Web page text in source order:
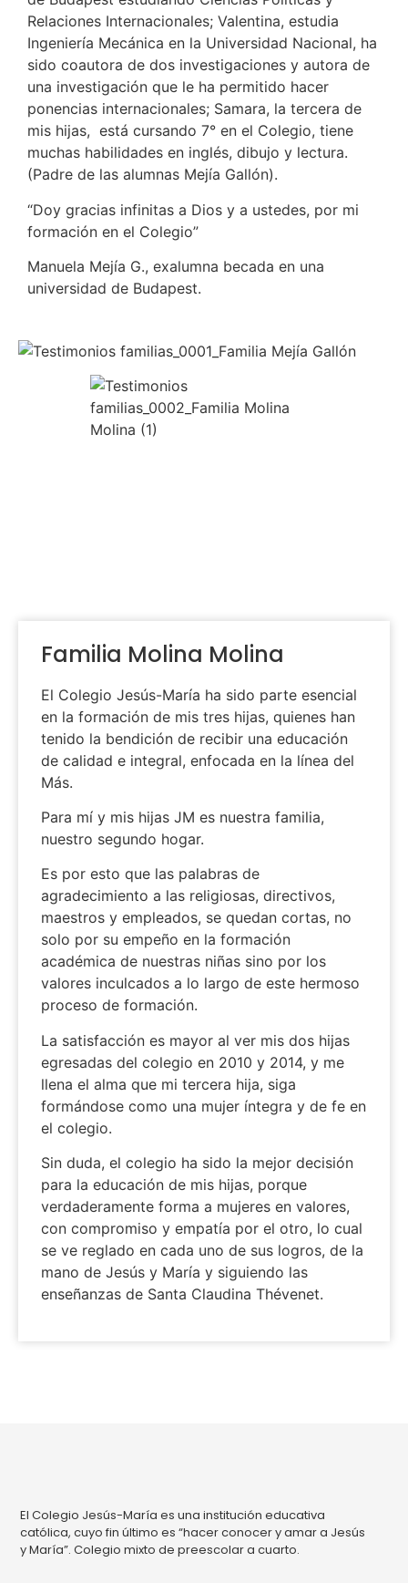
Relaciones Internacionales; Valentina, estudia
Ingeniería Mecánica en la Universidad Nacional, ha
sido coautora de dos investigaciones y autora de
una investigación que le ha permitido hacer
ponencias internacionales; Samara, la tercera de
mis hijas, está cursando 7° en el Colegio, tiene
muchas habilidades en inglés, dibujo y lectura.
(Padre de las alumnas Mejía Gallón).
“Doy gracias infinitas a Dios y a ustedes, por mi
formación en el Colegio”
Manuela Mejía G., exalumna becada en una
universidad de Budapest.
Familia Molina Molina
El Colegio Jesús-María ha sido parte esencial
en la formación de mis tres hijas, quienes han
tenido la bendición de recibir una educación
de calidad e integral, enfocada en la línea del
Más.
Para mí y mis hijas JM es nuestra familia,
nuestro segundo hogar.
Es por esto que las palabras de
agradecimiento a las religiosas, directivos,
maestros y empleados, se quedan cortas, no
solo por su empeño en la formación
académica de nuestras niñas sino por los
valores inculcados a lo largo de este hermoso
proceso de formación.
La satisfacción es mayor al ver mis dos hijas
egresadas del colegio en 2010 y 2014, y me
llena el alma que mi tercera hija, siga
formándose como una mujer íntegra y de fe en
el colegio.
Sin duda, el colegio ha sido la mejor decisión
para la educación de mis hijas, porque
verdaderamente forma a mujeres en valores,
con compromiso y empatía por el otro, lo cual
se ve reglado en cada uno de sus logros, de la
mano de Jesús y María y siguiendo las
enseñanzas de Santa Claudina Thévenet.
El Colegio Jesús-María es una institución educativa
católica, cuyo fin último es “hacer conocer y amar a Jesús
y María”. Colegio mixto de preescolar a cuarto.